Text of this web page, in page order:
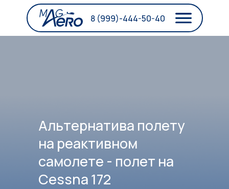
8 (999)-444-50-40
Альтернатива полету
на реактивном
самолете - полет на
Cessna 172